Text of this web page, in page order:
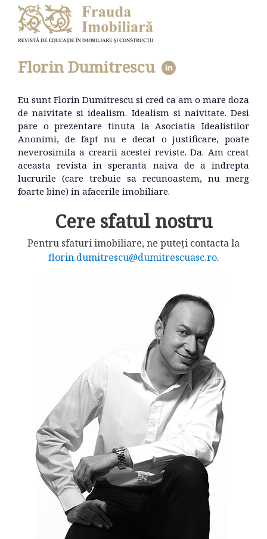
Florin Dumitrescu
Eu sunt Florin Dumitrescu si cred ca am o mare doza
de naivitate si idealism. Idealism si naivitate. Desi
pare o prezentare tinuta la Asociatia Idealistilor
Anonimi, de fapt nu e decat o justificare, poate
neverosimila a crearii acestei reviste. Da. Am creat
aceasta revista in speranta naiva de a indrepta
lucrurile (care trebuie sa recunoastem, nu merg
foarte bine) in afacerile imobiliare.
Cere sfatul nostru
Pentru sfaturi imobiliare, ne puteți contacta la
florin.dumitrescu@dumitrescuasc.ro.